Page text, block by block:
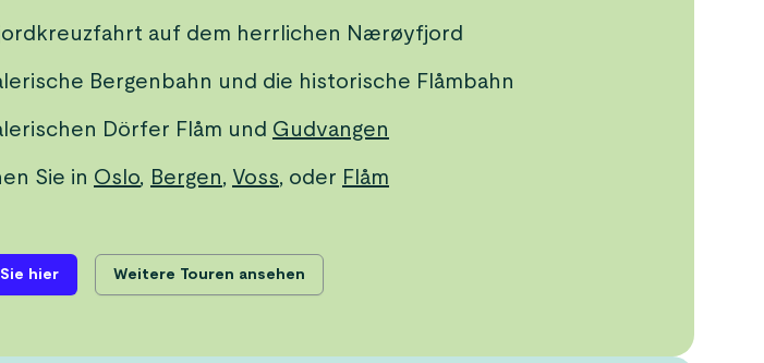
auf dem herrlichen Nærøyfjord
Bergenbahn und die historische Flåmbahn
Dörfer Flåm und Gudvangen
Sie in Oslo, Bergen, Voss, oder Flåm
hier Weitere Touren ansehen